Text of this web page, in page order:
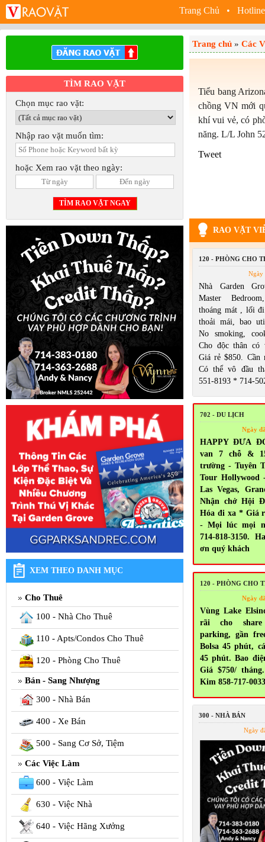
Trang Chủ •
TÌM RAO VẶT
Chọn mục rao vặt:
Nhập rao vặt muốn tìm:
hoặc Xem rao vặt theo ngày:
XEM THEO DANH MỤC
Cho Thuê
100 - Nhà Cho Thuê
110 - Apts/Condos Cho Thuê
120 - Phòng Cho Thuê
Bán - Sang Nhượng
300 - Nhà Bán
400 - Xe Bán
500 - Sang Cơ Sở, Tiệm
Các Việc Làm
600 - Việc Làm
630 - Việc Nhà
640 - Việc Hãng Xưởng
Trang chủ » Các
Tiểu bang
chồng VN mới
khí vui vẻ, có
năng. L/L John
Tweet
RAO VẶT
120 - PHÒNG CHO
Ngày
Nhà Garden
Master
thoáng mát , lối
thoải mái, bao
No smoking,
Cho độc thân có
Giá rẻ $850. Cần
Có thể vô đầu
551-8193 * 714-
702 - DU LỊCH
Ngày
HAPPY ĐƯA
van 7 chỗ &
trường - Tuyên
Tour Hollywood
Las Vegas,
Nhận chở Hội
Hóa đi xa * Giá
- Mọi lúc mọi
714-818-3150.
ơn quý khách
120 - PHÒNG CHO
Ngày
Vùng Lake
rãi cho
parking, gần
Bolsa 45 phút,
45 phút. Bao
Giá $750/
Kim 858-717-0033
300 - NHÀ BÁN
Ngày